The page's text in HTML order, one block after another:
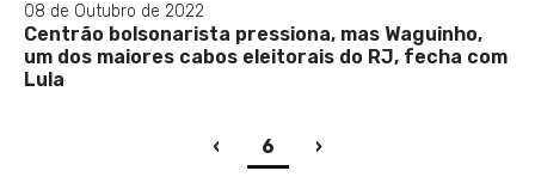
08 de Outubro de 2022
Centrão bolsonarista pressiona, mas Waguinho,
um dos maiores cabos eleitorais do RJ, fecha com
Lula
‹ 6(current)
›